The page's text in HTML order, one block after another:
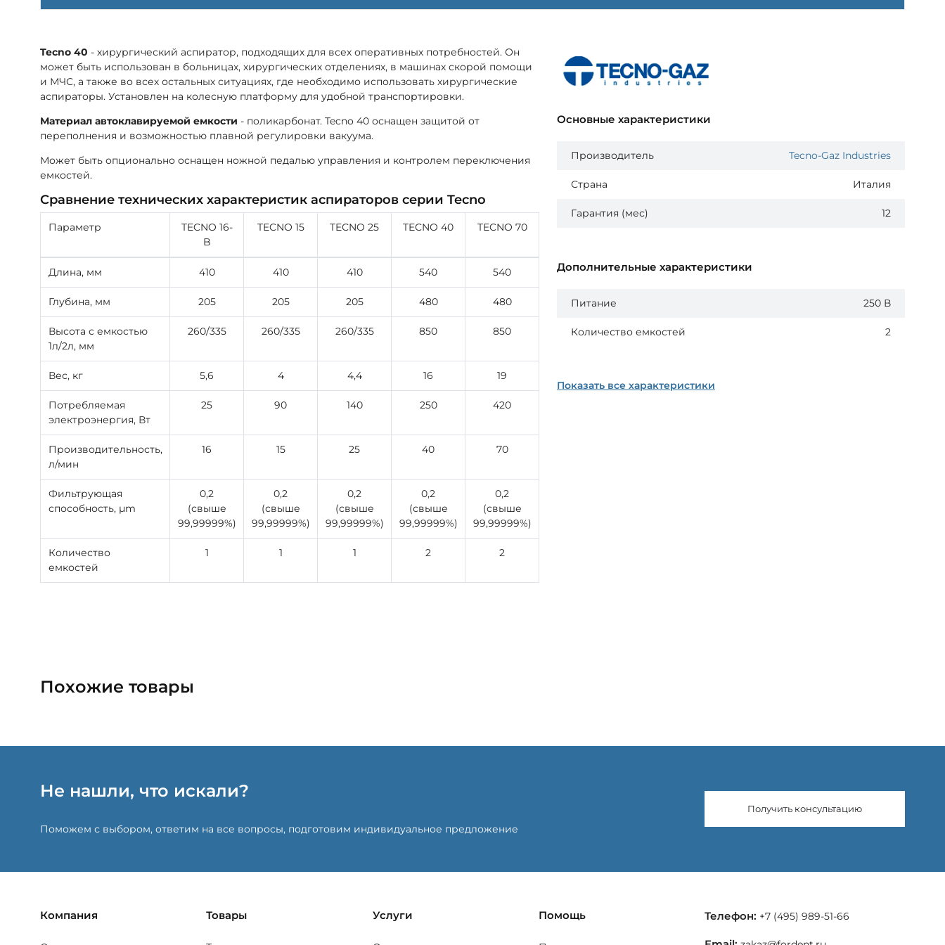
Tecno 40 - хирургический аспиратор, подходящих для всех оперативных потребностей. Он
может быть использован в больницах, хирургических отделениях, в машинах скорой помощи
и МЧС, а также во всех остальных ситуациях, где необходимо использовать хирургические
аспираторы. Установлен на колесную платформу для удобной транспортировки.
Материал автоклавируемой емкости - поликарбонат. Tecno 40 оснащен защитой от
переполнения и возможностью плавной регулировки вакуума.
Может быть опционально оснащен ножной педалью управления и контролем переключения
емкостей.
Сравнение технических характеристик аспираторов серии Tecno
Параметр
TECNO 16-
B
TECNO 15 TECNO 25 TECNO 40 TECNO 70
Длина, мм 410 410 410 540 540
Глубина, мм 205 205 205 480 480
Высота с емкостью
1л/2л, мм
260/335 260/335 260/335 850 850
Вес, кг 5,6 4 4,4 16 19
Потребляемая
электроэнергия, Вт
25 90 140 250 420
Производительность,
л/мин
16 15 25 40 70
Фильтрующая
способность, μm
0,2
(свыше
99,99999%)
0,2
(свыше
99,99999%)
0,2
(свыше
99,99999%)
0,2
(свыше
99,99999%)
0,2
(свыше
99,99999%)
Количество
емкостей
1 1 1 2 2
Основные характеристики
Производитель Tecno-Gaz Industries
Страна Италия
Гарантия (мес) 12
Дополнительные характеристики
Питание 250 В
Количество емкостей 2
Показать все характеристики
Похожие товары
Не нашли, что искали?
Поможем с выбором, ответим на все вопросы, подготовим индивидуальное предложение
Получить консультацию
Компания Товары Услуги Помощь Телефон: +7 (495) 989-51-66